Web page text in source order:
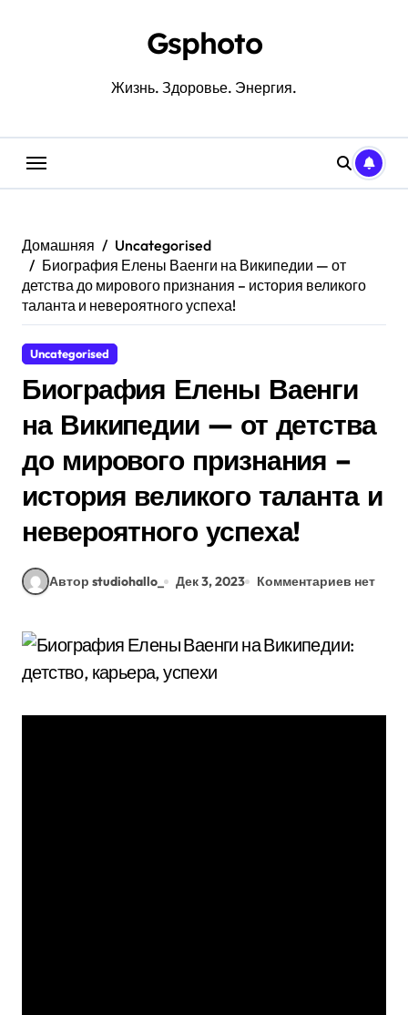
Gsphoto
Жизнь. Здоровье. Энергия.
Домашняя
Uncategorised
Биография Елены Ваенги на Википедии — от
детства до мирового признания – история великого
таланта и невероятного успеха!
Uncategorised
Биография Елены Ваенги
на Википедии — от детства
до мирового признания –
история великого таланта и
невероятного успеха!
Автор studiohallo_ Дек 3, 2023 Комментариев нет